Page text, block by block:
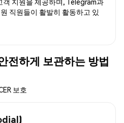
직원들이 활발히 활동하고 있
전하게 보관하는 방법
보호